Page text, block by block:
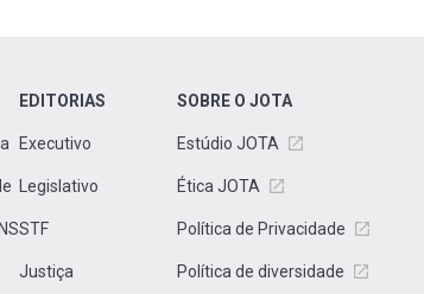
EDITORIAS
Executivo
Legislativo
STF
Justiça
SOBRE O JOTA
Estúdio JOTA
Ética JOTA
Política de Privacidade
Política de diversidade